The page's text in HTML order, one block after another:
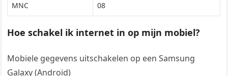
MNC 08
Hoe schakel ik internet in op mijn mobiel?
Mobiele gegevens uitschakelen op een Samsung
Galaxy (Android)